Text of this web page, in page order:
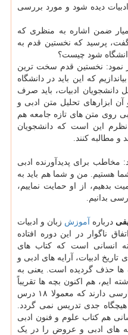
ادبیات دیده شود و مورد بررسی
ضمن اشاره به منظری که
پرسید که نخستین قدم به
شود چیست؟
نمود: نخستین قدم سخت ترین
که این باید در دانشگاه
دانشجویان ادبیات، باید صرف
آن ابزارهای تحلیل متن ادبی و
روی متن های تازه جامعه هم
نظرم این است که دانشجویان
و مطالبه کنند.
برای پدیدآورنده ادبی
هستیم. من و شما هم باید به
بدهیم، از او حمایت نماییم،
بدانیم.
درباره آموزش زبان و ادبیات
ناگوار در این دوره افتاده
انسانی است که کتاب های
ادبیات، آرایه های ادبی و
ها حذف گردیده است. یعنی به
ایم، هم اکنون بچه ها تقریباً
از پایه هفتم تا دوازدهم یک کتاب فارسی دارند که معمولا ۱۸ درس
جدی تدریس نمی گردد.
هم کتاب علوم و فنون ادبی
های ادبی و عروض را در یک